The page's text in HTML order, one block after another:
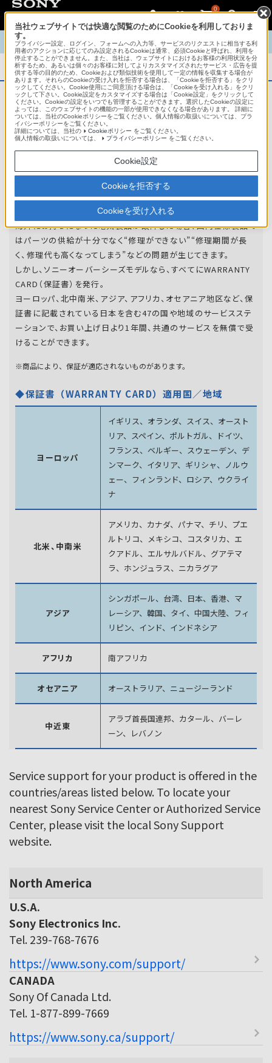
0
TOP 商品概要 商品情報 English 中文
商品概要
アフターサービス
オーバーシーズモデルは、いろいろな国
地域で共通の保証を実施しています。
世界47の国や地域で共通の保証サービスを実施し
ています。
海外にお持ちになった電気製品が故障した場合、国内仕様製品で
はパーツの供給が十分でなく“修理ができない”“修理期間が長
く、修理代も高くなってしまう”などの問題が生じてきます。
しかし、ソニーオーバーシーズモデルなら、すべてにWARRANTY
CARD（保証書）を発行。
ヨーロッパ、北中南米、アジア、アフリカ、オセアニア地区など、保
証書に記載されている日本を含む47の国や地域のサービスステ
ーションで、お買い上げ日より1年間、共通のサービスを無償で受
けることができます。
※商品により、保証が適応されないものがあります。
◆保証書（WARRANTY CARD）適用国／地域
ヨーロッパ
イギリス、オランダ、スイス、オースト
リア、スペイン、 ポルトガル、ドイツ、
フランス、ベルギー、スウェーデン、 デ
ンマーク、イタリア、ギリシャ、ノルウ
ェー、フィンランド、 ロシア、ウクライ
ナ
北米、中南米
アメリカ、カナダ、パナマ、チリ、プエ
ルトリコ、メキシコ、 コスタリカ、エ
クアドル、エルサルバドル、グアテマ
ラ、 ホンジュラス、ニカラグア
アジア
シンガポール、台湾、日本、香港、マ
レーシア、韓国、 タイ、中国大陸、フィ
リピン、インド、インドネシア
アフリカ 南アフリカ
オセアニア オーストラリア、ニュージーランド
中近東
アラブ首長国連邦、カタール、バーレ
ーン、レバノン
Service support for your product is offered in the
countries/areas listed below. To locate your
nearest Sony Service Center or Authorized Service
Center, please visit the local Sony Support
website.
North America
U.S.A.
Sony Electronics Inc.
Tel. 239-768-7676
https://www.sony.com/support/
CANADA
Sony Of Canada Ltd.
Tel. 1-877-899-7669
https://www.sony.ca/support/
当社ウェブサイトでは快適な閲覧のためにCookieを利用しておりま
す。
プライバシー設定、ログイン、フォームへの入力等、サービスのリクエストに相当する利
用者のアクションに応じてのみ設定されるCookieは通常、必須Cookieと呼ばれ、利用を
停止することができません。また、当社は、ウェブサイトにおけるお客様の利用状況を分
析するため、あるいは個々のお客様に対してよりカスタマイズされたサービス・広告を提
供する等の目的のため、Cookieおよび類似技術を使用して一定の情報を収集する場合が
あります。それらのCookieの受け入れを拒否する場合は、「Cookieを拒否する」をクリ
ックしてください。Cookie使用にご同意頂ける場合は、「Cookieを受け入れる」をクリ
ックして下さい。Cookie設定をカスタマイズする場合は「Cookie設定」をクリックして
ください。Cookieの設定をいつでも管理することができます。選択したCookieの設定に
よっては、このウェブサイトの機能の一部が使用できなくなる場合があります。 詳細に
ついては、当社のCookieポリシーをご覧ください。個人情報の取扱いについては、プラ
イバシーポリシーをご覧ください。
詳細については、当社の
Cookieポリシー をご覧ください。
個人情報の取扱いについては、
プライバシーポリシー をご覧ください。
Cookie設定
Cookieを拒否する
Cookieを受け入れる